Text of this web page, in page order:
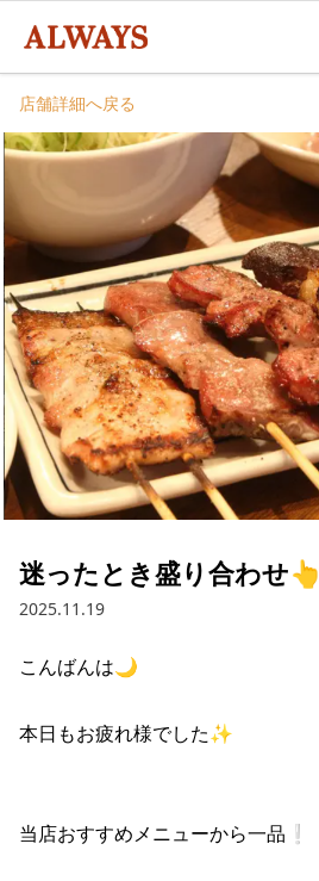
店舗詳細へ戻る
迷ったとき盛り合わせ👆
2025.11.19
こんばんは🌙
本日もお疲れ様でした✨
当店おすすめメニューから一品❕